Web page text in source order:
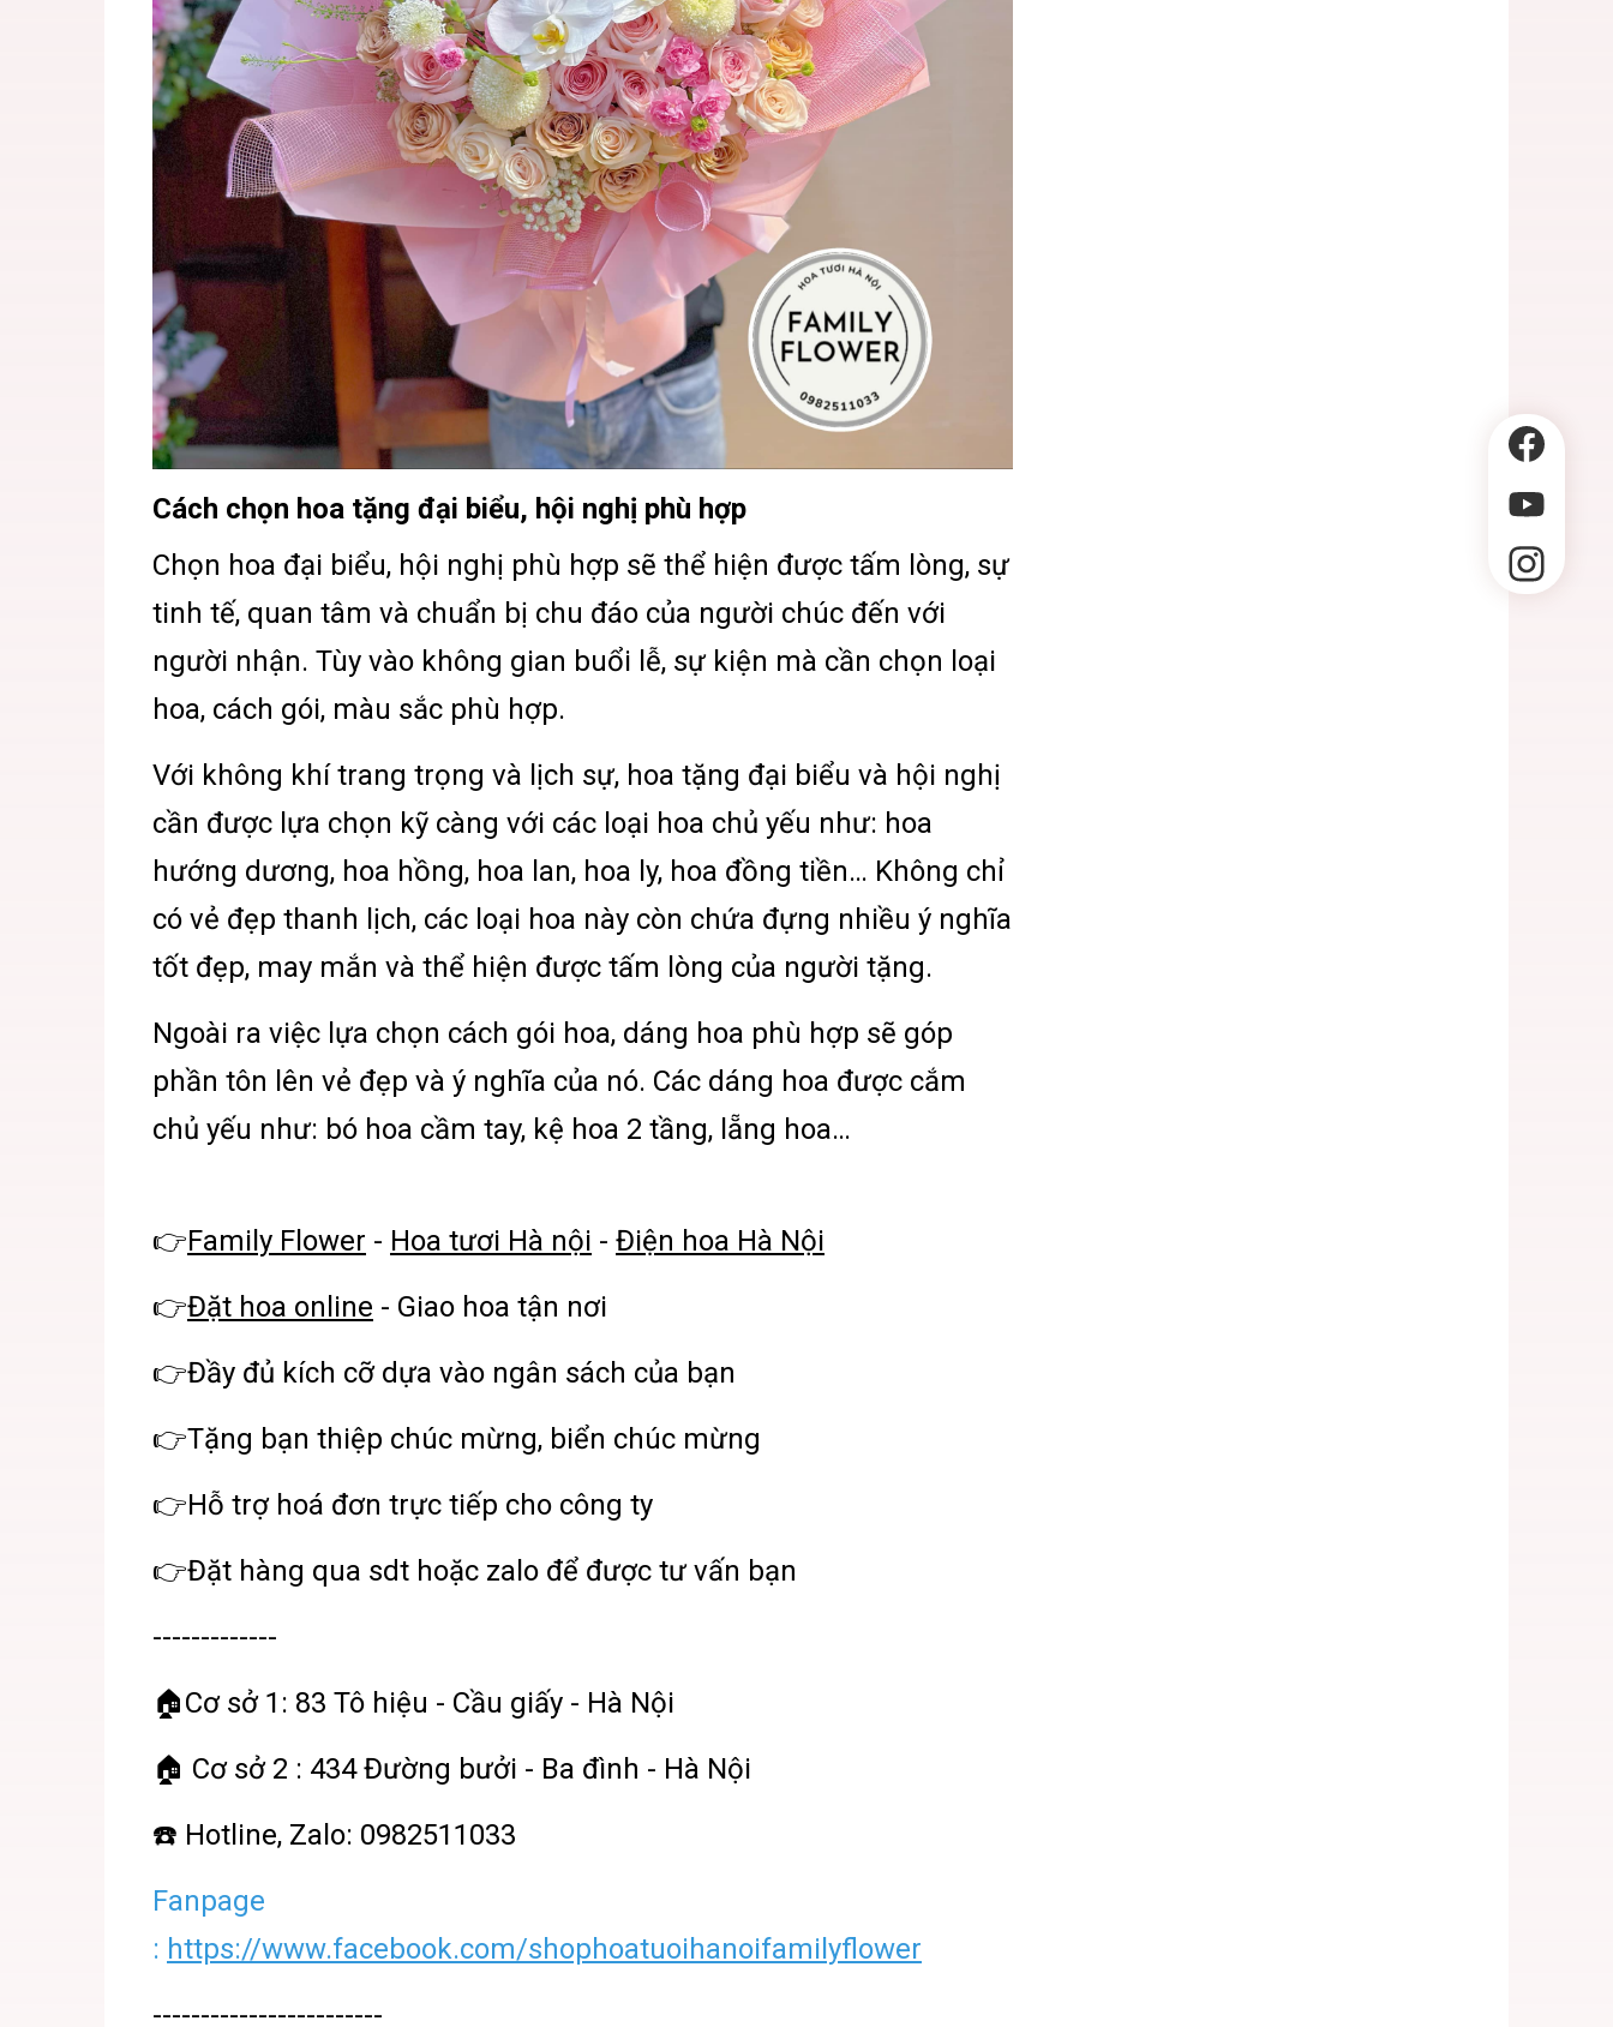
Cách chọn hoa tặng đại biểu, hội nghị phù hợp
Chọn hoa đại biểu, hội nghị phù hợp sẽ thể hiện được tấm lòng, sự
tinh tế, quan tâm và chuẩn bị chu đáo của người chúc đến với
người nhận. Tùy vào không gian buổi lễ, sự kiện mà cần chọn loại
hoa, cách gói, màu sắc phù hợp.
Với không khí trang trọng và lịch sự, hoa tặng đại biểu và hội nghị
cần được lựa chọn kỹ càng với các loại hoa chủ yếu như: hoa
hướng dương, hoa hồng, hoa lan, hoa ly, hoa đồng tiền… Không chỉ
có vẻ đẹp thanh lịch, các loại hoa này còn chứa đựng nhiều ý nghĩa
tốt đẹp, may mắn và thể hiện được tấm lòng của người tặng.
Ngoài ra việc lựa chọn cách gói hoa, dáng hoa phù hợp sẽ góp
phần tôn lên vẻ đẹp và ý nghĩa của nó. Các dáng hoa được cắm
chủ yếu như: bó hoa cầm tay, kệ hoa 2 tầng, lẵng hoa…
👉Family Flower - Hoa tươi Hà nội - Điện hoa Hà Nội
👉Đặt hoa online - Giao hoa tận nơi
👉Đầy đủ kích cỡ dựa vào ngân sách của bạn
👉Tặng bạn thiệp chúc mừng, biển chúc mừng
👉Hỗ trợ hoá đơn trực tiếp cho công ty
👉Đặt hàng qua sdt hoặc zalo để được tư vấn bạn
-------------
🏠Cơ sở 1: 83 Tô hiệu - Cầu giấy - Hà Nội
🏠 Cơ sở 2 : 434 Đường bưởi - Ba đình - Hà Nội
☎️ Hotline, Zalo: 0982511033
Fanpage
: https://www.facebook.com/shophoatuoihanoifamilyflower
------------------------